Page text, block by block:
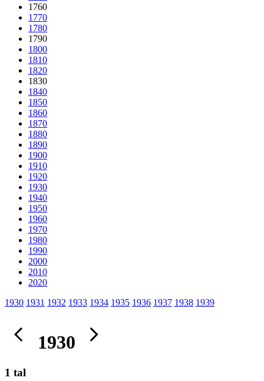
1760
1770
1780
1790
1800
1810
1820
1830
1840
1850
1860
1870
1880
1890
1900
1910
1920
1930
1940
1950
1960
1970
1980
1990
2000
2010
2020
1930 1931 1932 1933 1934 1935 1936 1937 1938 1939
1930
1 tal